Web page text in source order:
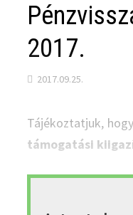
2017.
2017.09.25.
Tájékoztatjuk,
támogatási